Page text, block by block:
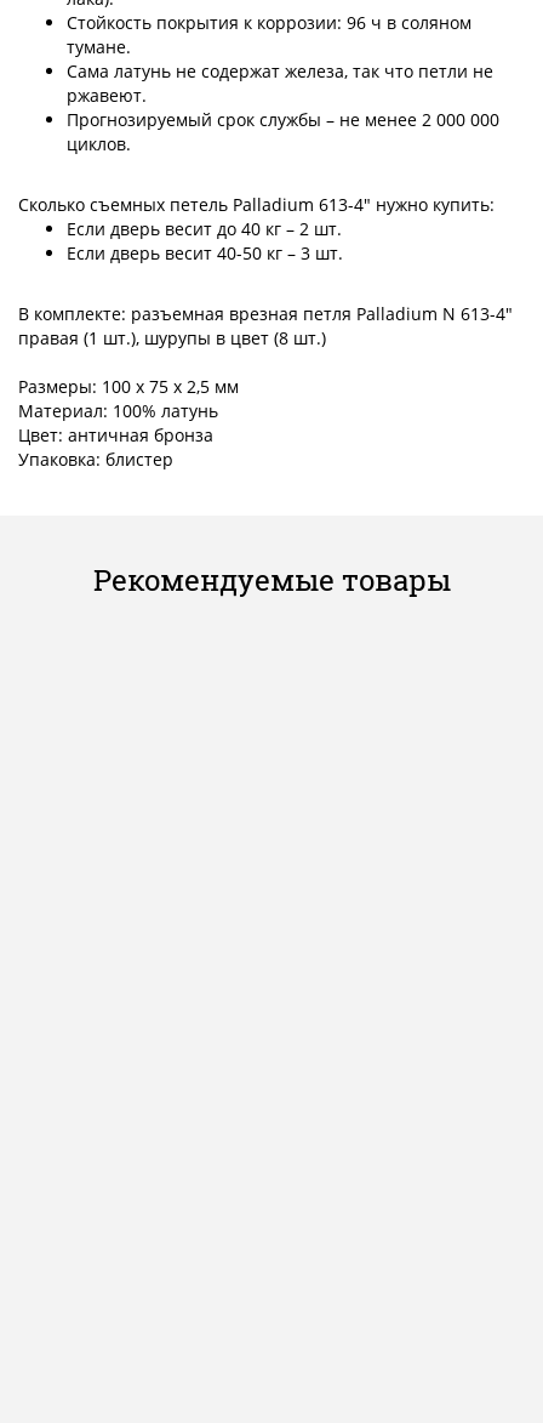
Стойкость покрытия к коррозии: 96 ч в соляном
тумане.
Сама латунь не содержат железа, так что петли не
ржавеют.
Прогнозируемый срок службы – не менее 2 000 000
циклов.
Сколько съемных петель Palladium 613-4" нужно купить:
Если дверь весит до 40 кг – 2 шт.
Если дверь весит 40-50 кг – 3 шт.
В комплекте: разъемная врезная петля Palladium N 613-4"
правая (1 шт.), шурупы в цвет (8 шт.)
Размеры: 100 х 75 x 2,5 мм
Материал: 100% латунь
Цвет: античная бронза
Упаковка: блистер
Рекомендуемые товары